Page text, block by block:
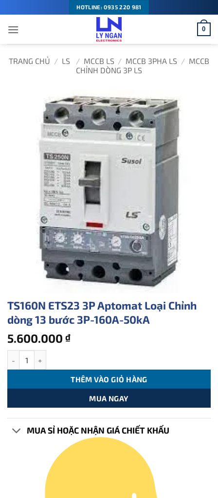
qua
nội
dung
HOTLINE: 0935 220 981
0
TRANG CHỦ / LS / MCCB LS / MCCB 3PHA LS / MCCB
CHỈNH DÒNG 3P LS
TS160N ETS23 3P Aptomat Loại Chỉnh
dòng 13 bước 3P-160A-50kA
5.600.000 ₫
THÊM VÀO GIỎ HÀNG
MUA NGAY
MUA SỈ HOẶC NHẬN GIÁ CHIẾT KHẤU